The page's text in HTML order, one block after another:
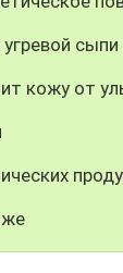
сыпи
кожу от